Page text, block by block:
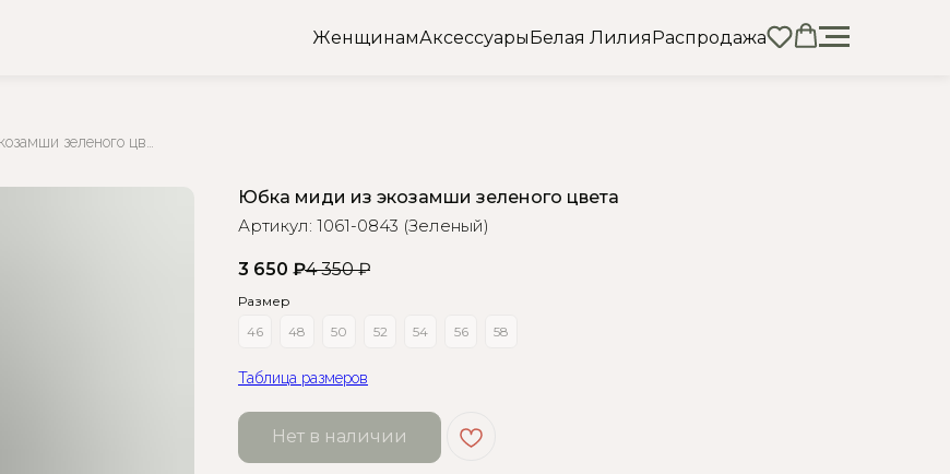
ЖенщинамАксессуарыБелая ЛилияРаспродажа
Юбка миди из экозамши зеленого цвета
Артикул: 1061-0843 (Зеленый)
3 650 ₽4 350 ₽
Размер
46
48 50 52 54 56 58
Таблица размеров
Нет в наличии